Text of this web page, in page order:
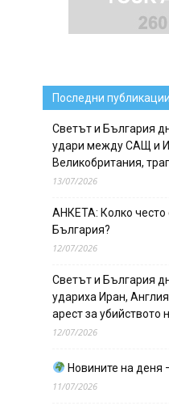
Последни публикации
Светът и България
удари между САЩ и
Великобритания,
13/07/2026
АНКЕТА: Колко често
България?
12/07/2026
Светът и България
удариха Иран,
арест за убийството
12/07/2026
Новините на деня
11/07/2026